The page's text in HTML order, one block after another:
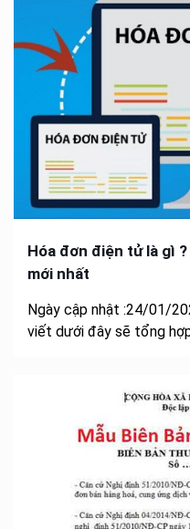
Hóa đơn điện tử là gì
mới nhất
Ngày cập nhật :24/01/
viết dưới đây sẽ tổng